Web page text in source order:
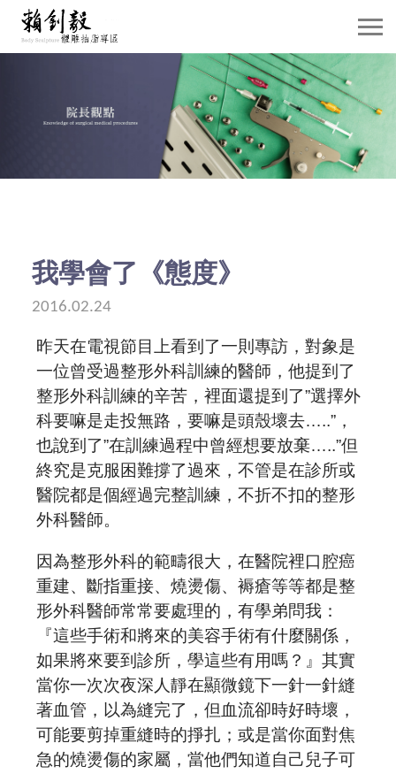
關於賴院長
威塑抽脂介紹
抽脂雕塑
隆乳手術
賴院長觀點
預約諮詢
我學會了《態度》
2016.02.24
昨天在電視節目上看到了一則專訪，對象是
一位曾受過整形外科訓練的醫師，他提到了
整形外科訓練的辛苦，裡面還提到了”選擇外
科要嘛是走投無路，要嘛是頭殼壞去…..”，
也說到了”在訓練過程中曾經想要放棄…..”但
終究是克服困難撐了過來，不管是在診所或
醫院都是個經過完整訓練，不折不扣的整形
外科醫師。
因為整形外科的範疇很大，在醫院裡口腔癌
重建、斷指重接、燒燙傷、褥瘡等等都是整
形外科醫師常常要處理的，有學弟問我：
『這些手術和將來的美容手術有什麼關係，
如果將來要到診所，學這些有用嗎？』其實
當你一次次夜深人靜在顯微鏡下一針一針縫
著血管，以為縫完了，但血流卻時好時壞，
可能要剪掉重縫時的掙扎；或是當你面對焦
急的燒燙傷的家屬，當他們知道自己兒子可